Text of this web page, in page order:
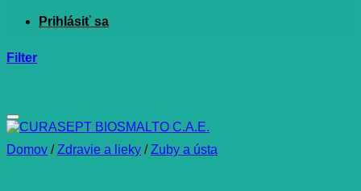
Filter
Domov / Zdravie a lieky / Zuby a ústa